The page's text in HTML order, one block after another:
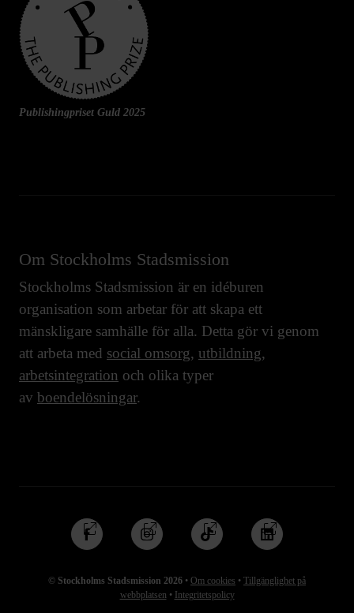
Publishingpriset Guld 2025
Om Stockholms Stadsmission
Stockholms Stadsmission är en idéburen
organisation som arbetar för att skapa ett
mänskligare samhälle för alla. Detta gör vi genom
att arbeta med social omsorg, utbildning,
arbetsintegration och olika typer
av boendelösningar.
© Stockholms Stadsmission 2026 • Om cookies • Tillgänglighet på
webbplatsen • Integritetspolicy
Följ
oss
Facebook
Följ
oss
Instagram
Följ
oss
TikTok
Följ
oss
Linkedin